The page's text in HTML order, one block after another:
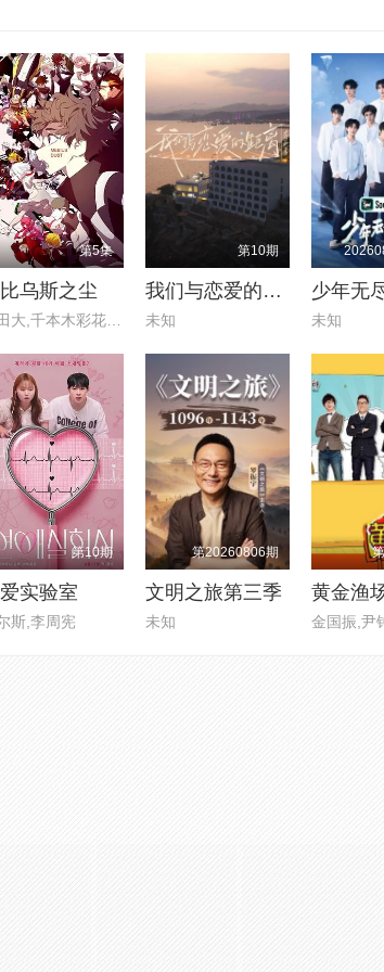
第5集
乌斯之尘
土田大,千本木彩花,盐口量平,本
第10期
我们与恋爱的距离·奔赴季
未知
少年无
未知
第10期
实验室
斯,李周宪
第20260806期
文明之旅第三季
未知